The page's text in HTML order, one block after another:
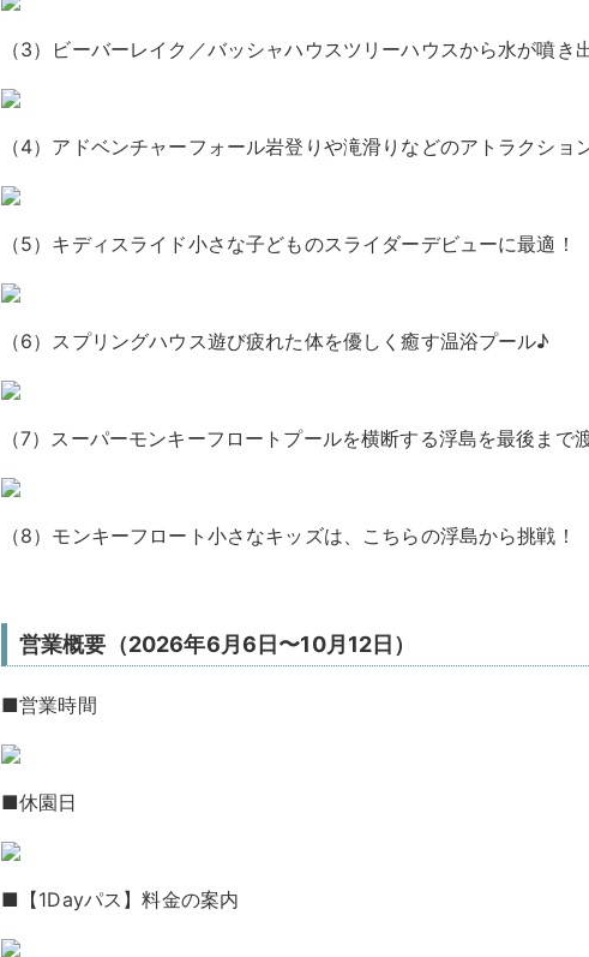
（3）ビーバーレイク／バッシャハウスツリーハウスから水が噴き
（4）アドベンチャーフォール岩登りや滝滑りなどのアトラクショ
（5）キディスライド小さな子どものスライダーデビューに最適！
（6）スプリングハウス遊び疲れた体を優しく癒す温浴プール♪
（7）スーパーモンキーフロート プールを横断する浮島を最後まで
（8）モンキーフロート 小さなキッズは、こちらの浮島から挑戦！
営業概要（2026年6月6日〜10月12日）
■営業時間
■休園日
■【1Dayパス】料金の案内